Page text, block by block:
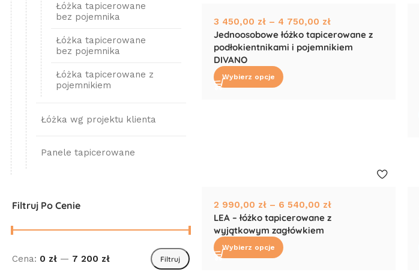
Łóżka tapicerowane
bez pojemnika
Łóżka tapicerowane
bez pojemnika
Łóżka tapicerowane z
pojemnikiem
Łóżka wg projektu klienta
Panele tapicerowane
Filtruj Po Cenie
Filtruj
Cena: 0 zł — 7 200 zł
3 450,00 zł – 4 750,00 zł
Jednoosobowe łóżko tapicerowane z
podłokientnikami i pojemnikiem
DIVANO
Wybierz opcje
2 990,00 zł – 6 540,00 zł
LEA – łóżko tapicerowane z
wyjątkowym zagłówkiem
Wybierz opcje